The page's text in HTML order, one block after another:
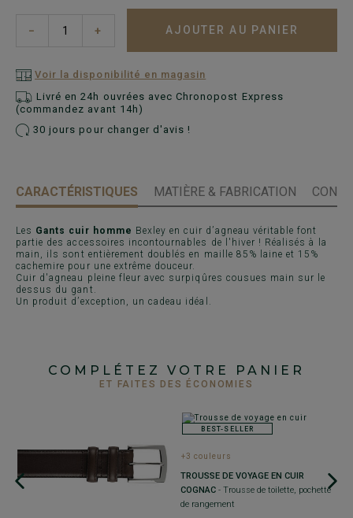
− + AJOUTER AU PANIER
Voir la disponibilité en magasin
Livré en 24h ouvrées avec Chronopost Express
(commandez avant 14h)
30 jours pour changer d'avis !
CARACTÉRISTIQUES MATIÈRE & FABRICATION
Les Gants cuir homme Bexley en cuir d’agneau véritable font
partie des accessoires incontournables de l'hiver ! Réalisés à la
main, ils sont entièrement doublés en maille 85% laine et 15%
cachemire pour une extrême douceur.
Cuir d'agneau pleine fleur avec surpiqûres cousues main sur le
dessus du gant.
Un produit d’exception, un cadeau idéal.
COMPLÉTEZ VOTRE PANIER
ET FAITES DES ÉCONOMIES
BEST-SELLER
+3 couleurs
TROUSSE DE VOYAGE EN CUIR
COGNAC - Trousse de toilette, pochette
de rangement